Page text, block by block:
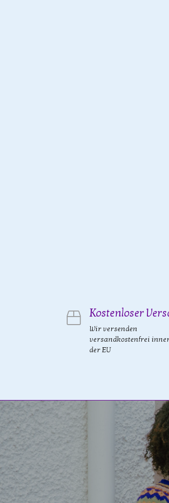
Kostenloser
Wir versenden
versandkostenfrei
der EU